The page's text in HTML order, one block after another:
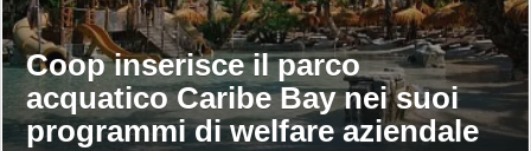
Coop inserisce il parco
acquatico Caribe Bay nei suoi
programmi di welfare aziendale